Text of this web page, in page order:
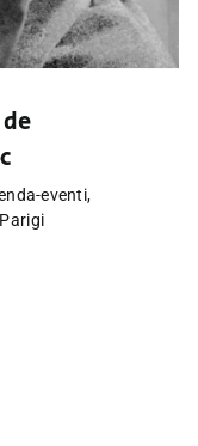
eventi,
Parigi